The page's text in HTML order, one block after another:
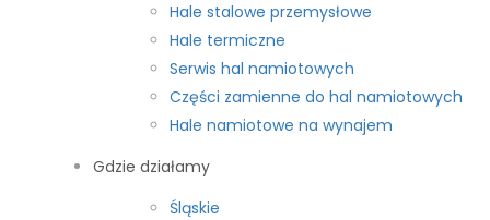
Hale stalowe przemysłowe
Hale termiczne
Serwis hal namiotowych
Części zamienne do hal namiotowych
Hale namiotowe na wynajem
Gdzie działamy
Śląskie